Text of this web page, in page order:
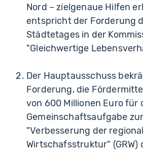
Nord – zielgenaue Hilfen
entspricht der Forderung
Städtetages in der
"Gleichwertige
Der Hauptausschuss
Forderung, die
von 600 Millionen Euro für
Gemeinschaftsaufgabe zur
"Verbesserung der
Wirtschafsstruktur" (GRW)